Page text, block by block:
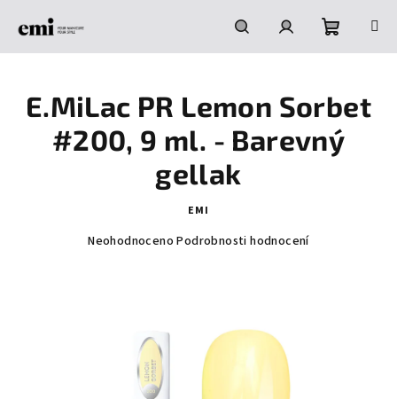
HledatPřihlášeníNákupní
košík
E.MiLac PR Lemon Sorbet
#200, 9 ml. - Barevný
gellak
EMI
Průměrné
hvězdiček.
Neohodnoceno Podrobnosti hodnocení